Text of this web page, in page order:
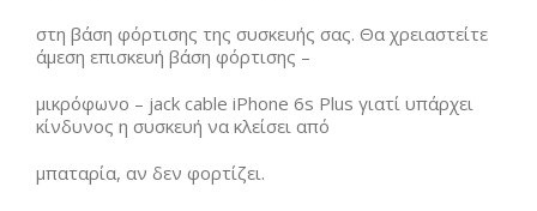
στη βάση φόρτισης της συσκευής σας. Θα χρειαστείτε
άμεση επισκευή βάση φόρτισης –
μικρόφωνο – jack cable iPhone 6s Plus γιατί υπάρχει
κίνδυνος η συσκευή να κλείσει από
μπαταρία, αν δεν φορτίζει.